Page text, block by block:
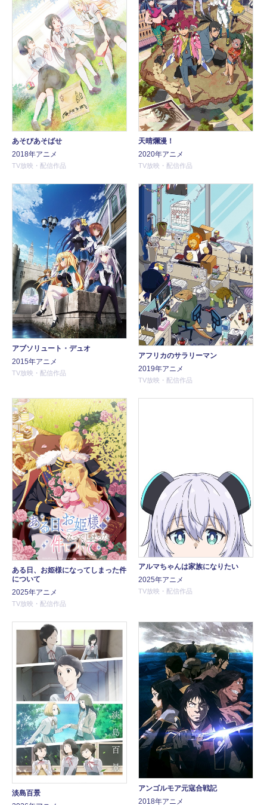
あそびあそばせ
2018年アニメ
TV放映・配信作品
天晴爛漫！
2020年アニメ
TV放映・配信作品
アブソリュート・デュオ
2015年アニメ
TV放映・配信作品
アフリカのサラリーマン
2019年アニメ
TV放映・配信作品
ある日、お姫様になってしまった件
について
2025年アニメ
TV放映・配信作品
アルマちゃんは家族になりたい
2025年アニメ
TV放映・配信作品
淡島百景
アンゴルモア元寇合戦記
2018年アニメ